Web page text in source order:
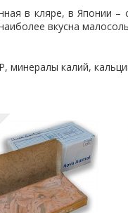
в кляре, в Японии –
вкусна
минералы калий,